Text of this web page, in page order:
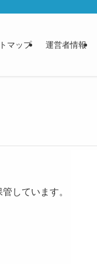
マップ 運営者情報
しています。